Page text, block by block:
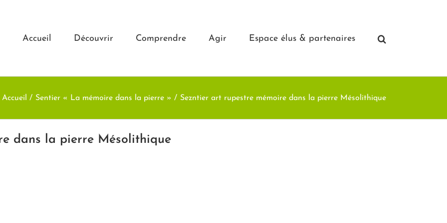
Accueil Découvrir Comprendre Agir Espace élus & partenaires
Accueil Sentier « La mémoire dans la pierre » Sezntier art rupestre mémoire dans la pierre Mésolithique
dans la pierre Mésolithique